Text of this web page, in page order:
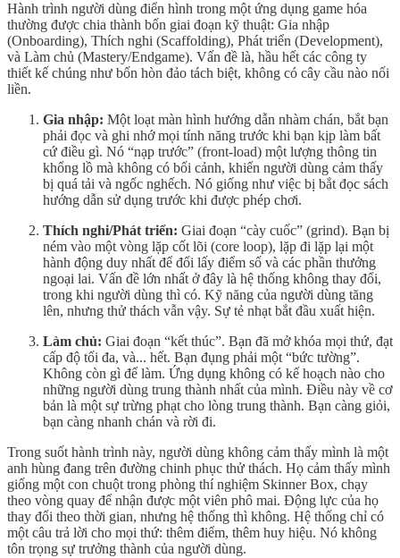
Hành trình người dùng điển hình trong một ứng dụng game hóa
thường được chia thành bốn giai đoạn kỹ thuật: Gia nhập
(Onboarding), Thích nghi (Scaffolding), Phát triển (Development),
và Làm chủ (Mastery/Endgame). Vấn đề là, hầu hết các công ty
thiết kế chúng như bốn hòn đảo tách biệt, không có cây cầu nào nối
liền.
Gia nhập: Một loạt màn hình hướng dẫn nhàm chán, bắt bạn
phải đọc và ghi nhớ mọi tính năng trước khi bạn kịp làm bất
cứ điều gì. Nó “nạp trước” (front-load) một lượng thông tin
khổng lồ mà không có bối cảnh, khiến người dùng cảm thấy
bị quá tải và ngốc nghếch. Nó giống như việc bị bắt đọc sách
hướng dẫn sử dụng trước khi được phép chơi.
Thích nghi/Phát triển: Giai đoạn “cày cuốc” (grind). Bạn bị
ném vào một vòng lặp cốt lõi (core loop), lặp đi lặp lại một
hành động duy nhất để đổi lấy điểm số và các phần thưởng
ngoại lai. Vấn đề lớn nhất ở đây là hệ thống không thay đổi,
trong khi người dùng thì có. Kỹ năng của người dùng tăng
lên, nhưng thử thách vẫn vậy. Sự tẻ nhạt bắt đầu xuất hiện.
Làm chủ: Giai đoạn “kết thúc”. Bạn đã mở khóa mọi thứ, đạt
cấp độ tối đa, và... hết. Bạn đụng phải một “bức tường”.
Không còn gì để làm. Ứng dụng không có kế hoạch nào cho
những người dùng trung thành nhất của mình. Điều này về cơ
bản là một sự trừng phạt cho lòng trung thành. Bạn càng giỏi,
bạn càng nhanh chán và rời đi.
Trong suốt hành trình này, người dùng không cảm thấy mình là một
anh hùng đang trên đường chinh phục thử thách. Họ cảm thấy mình
giống một con chuột trong phòng thí nghiệm Skinner Box, chạy
theo vòng quay để nhận được một viên phô mai. Động lực của họ
thay đổi theo thời gian, nhưng hệ thống thì không. Hệ thống chỉ có
một câu trả lời cho mọi thứ: thêm điểm, thêm huy hiệu. Nó không
tôn trọng sự trưởng thành của người dùng.